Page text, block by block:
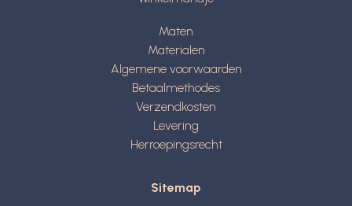
Maten
Materialen
Algemene voorwaarden
Betaalmethodes
Verzendkosten
Levering
Herroepingsrecht
Sitemap